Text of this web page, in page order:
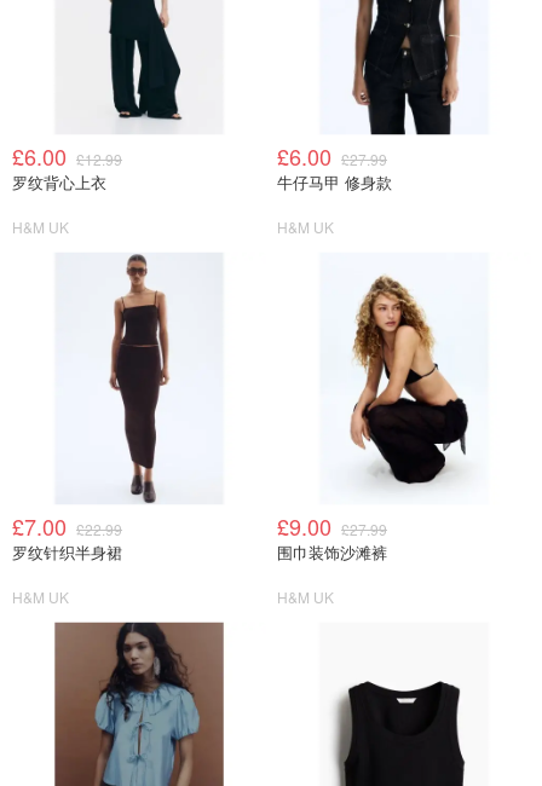
£6.00 £12.99
罗纹背心上衣
H&M UK
£6.00 £27.99
牛仔马甲 修身款
H&M UK
£7.00 £22.99
罗纹针织半身裙
H&M UK
£9.00 £27.99
围巾装饰沙滩裤
H&M UK